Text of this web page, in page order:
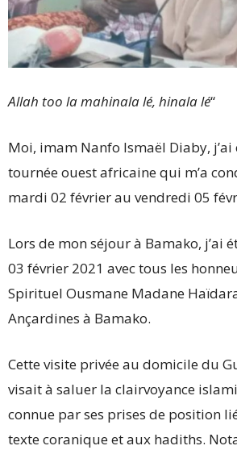
Allah too la mahinala lé, hinala lé“
Moi, imam Nanfo Ismaël Diaby,
tournée ouest africaine qui m’a
mardi 02 février au vendredi 05
Lors de mon séjour à Bamako, j’ai
03 février 2021 avec tous les
Spirituel Ousmane Madane
Ançardines à Bamako.
Cette visite privée au domicile du
visait à saluer la clairvoyance
connue par ses prises de position
texte coranique et aux hadiths.